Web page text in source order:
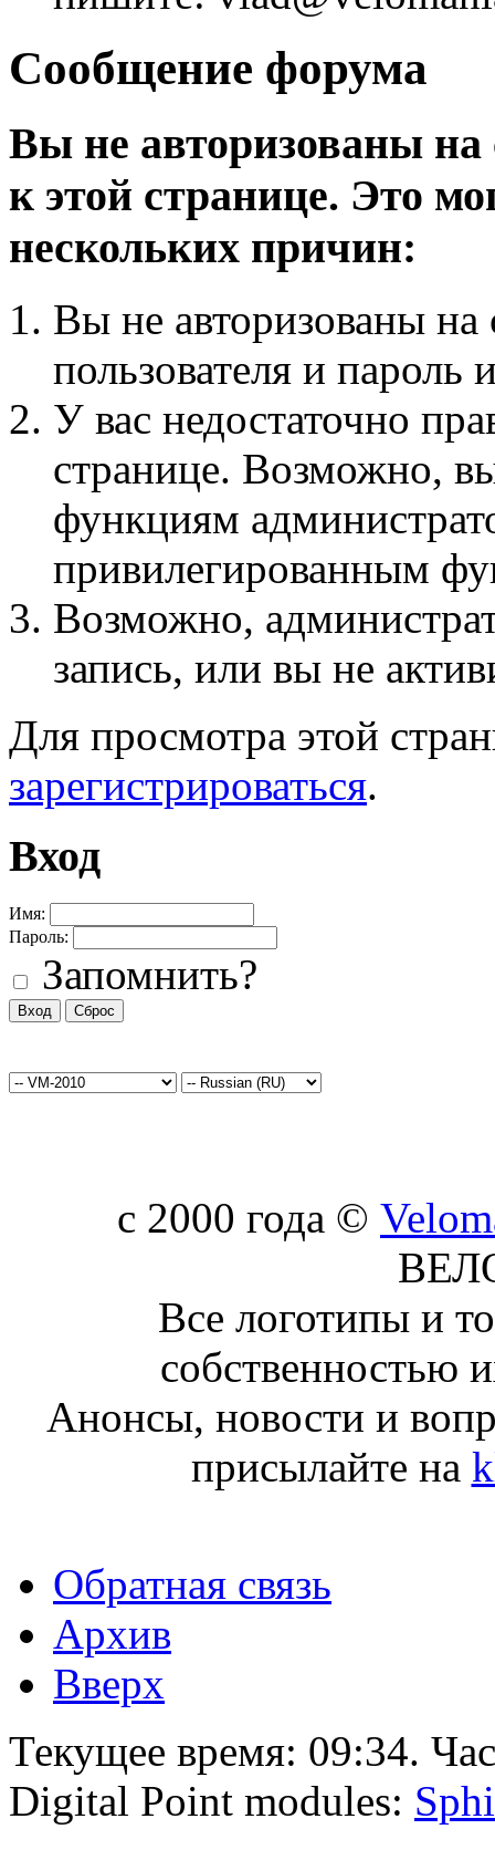
Сообщение форума
Вы не авторизованы на
к этой странице. Это
нескольких причин:
Вы не авторизованы на
пользователя и пароль
У вас недостаточно
странице. Возможно,
функциям
привилегированным
Возможно,
запись, или вы не
Для просмотра этой
зарегистрироваться.
Вход
Имя:
Пароль:
Запомнить?
c 2000 года ©
Все логотипы и
собственностью
Анонсы, новости и
присылайте на
Обратная связь
Архив
Вверх
Текущее время: 09:34.
Digital Point modules: